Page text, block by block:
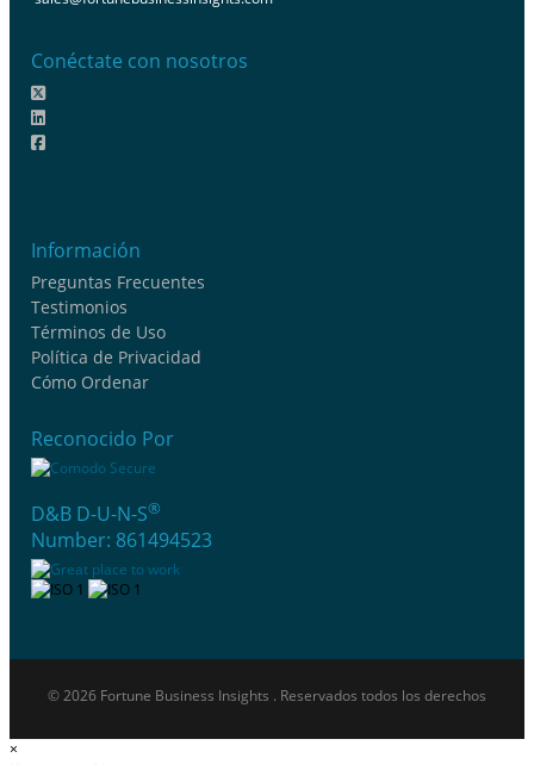
Conéctate con nosotros
Información
Preguntas Frecuentes
Testimonios
Términos de Uso
Política de Privacidad
Cómo Ordenar
Reconocido Por
D&B D-U-N-S®
Number: 861494523
© 2026 Fortune Business Insights . Reservados todos los derechos
×